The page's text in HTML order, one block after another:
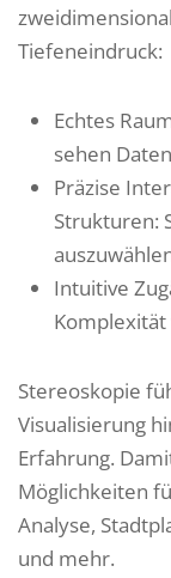
Tiefeneindruck:
Echtes
sehen
Präzise
Strukturen:
Intuitive
Stereoskopie
Visualisierung
Erfahrung.
Möglichkeiten
Analyse,
und mehr.